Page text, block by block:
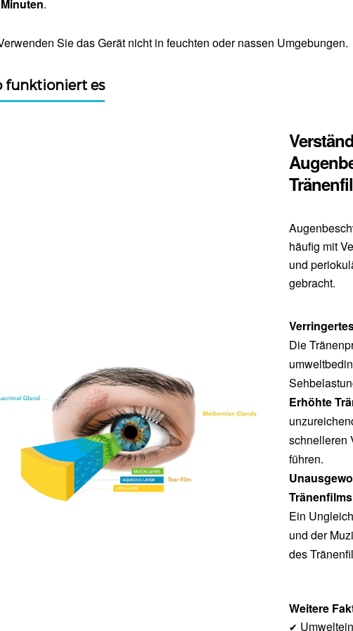
.
Sie das Gerät nicht in feuchten oder nassen Umgebungen.
funktioniert es
häufig mit
und
gebracht.
Die
Erhöhte
schnelleren
führen.
Tränenfilms
Ein
und der
des
Weitere
✔